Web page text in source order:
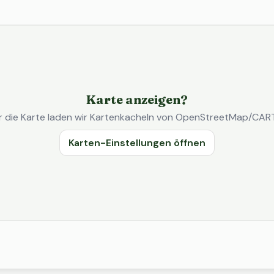
Karte anzeigen?
die Karte laden wir Kartenkacheln von OpenStreetMap/
Karten-Einstellungen öffnen